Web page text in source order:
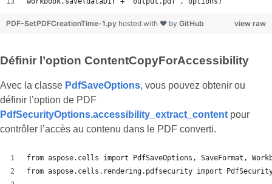
view raw
PDF-SetPDFCreationTime-1.py hosted with ❤ by GitHub
Définir l’option ContentCopyForAccessibility
Avec la classe PdfSaveOptions, vous pouvez obtenir ou
définir l’option de PDF
PdfSecurityOptions.accessibility_extract_content pour
contrôler l’accès au contenu dans le PDF converti.
from aspose.cells import PdfSaveOptions, SaveFormat,
from aspose.cells.rendering.pdfsecurity import